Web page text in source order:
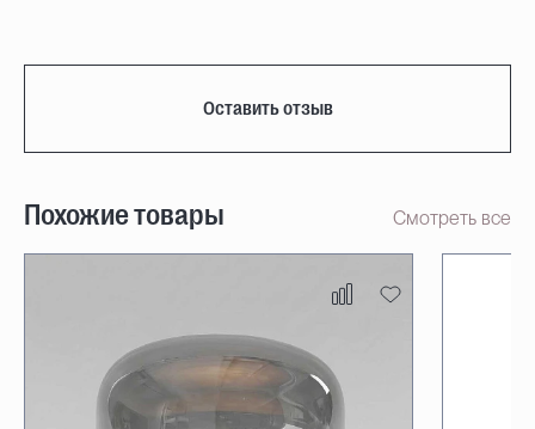
Оставить отзыв
Похожие товары Смотреть все